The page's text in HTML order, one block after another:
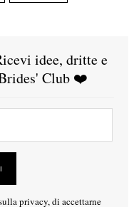
idee, dritte e
Club ❤️
privacy, di accettarne